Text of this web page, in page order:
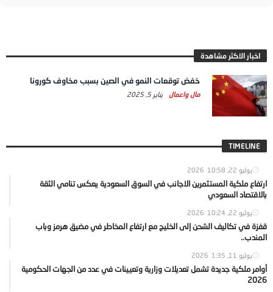
اخبار الاكثر مشاهدة
خفض توقعات النمو في الصين بسبب مخاوف كورونا
مال واعمال يناير 5, 2025
TIMELINE
يوليو 22, 2026 10:58
ارتفاع ملكية المستثمرين الاجانب في السوق السعودية يعكس تنامي الثقة
بالاقتصاد السعودي
يوليو 22, 2026 10:24
قفزة في تكاليف الشحن إلى الخليج مع ارتفاع المخاطر في مضيق هرمز وباب
المندب..
يوليو 11, 2026 1:35
أوامر ملكية جديدة تشمل تعديلات وزارية وتعيينات في عدد من الجهات الحكومية
2026